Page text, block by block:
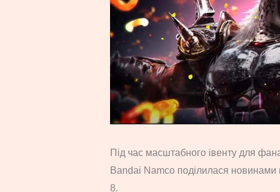
Під час масштабного івенту для
Bandai Namco поділилася
8.